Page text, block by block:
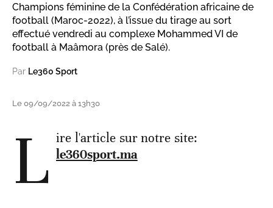
Champions féminine de la Confédération africaine de
football (Maroc-2022), à l’issue du tirage au sort
effectué vendredi au complexe Mohammed VI de
football à Maâmora (près de Salé).
Par Le360 Sport
Le 09/09/2022 à 13h30
L ire l'article sur notre site:
le360sport.ma